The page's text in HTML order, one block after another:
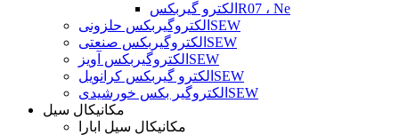
الکترو گیربکسR07 ، Ne
الکتروگیربکس حلزونیSEW
الکتروگیربکس صنعتیSEW
الکتروگیربکس آویزSEW
الکترو گیربکس کرانویلSEW
الکتروگیر بکس خورشیدیSEW
مکانیکال سیل
مکانیکال سیل ابارا